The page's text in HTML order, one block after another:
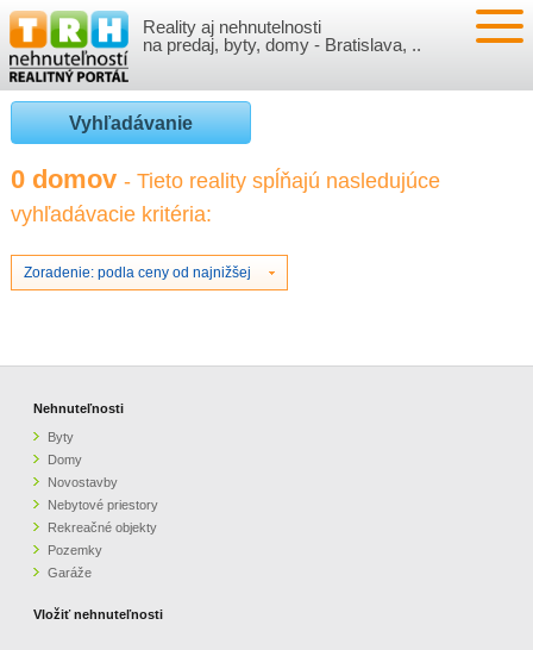
Reality aj nehnutelnosti
na predaj, byty, domy - Bratislava, ..
NEHNUTEĽNOSTI
BYTY
NOVOSTAVBY
NEBYTOVÉ PRIESTORY
GARÁŽE
VLOŽIŤ NEHNUTEĽNOSTI
PRIHLÁSENIE
REGISTRÁCIA
VÝVOJ CIEN REALÍT
ČLÁNKY O REALITÁCH
O NÁS
CENNÍK REALITNEJ INZERCIE
ZVÝRAZNENIE REALITNÝCH INZERÁTOV
Vyhľadávanie
0 domov - Tieto reality spĺňajú nasledujúce
vyhľadávacie kritéria:
Zoradenie: podla ceny od najnižšej
Nehnuteľnosti
Byty
Domy
Novostavby
Nebytové priestory
Rekreačné objekty
Pozemky
Garáže
Vložiť nehnuteľnosti